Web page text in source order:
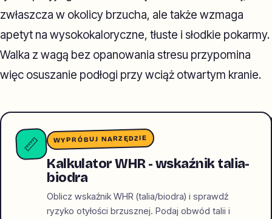
zwłaszcza w okolicy brzucha, ale także wzmaga
apetyt na wysokokaloryczne, tłuste i słodkie pokarmy.
Walka z wagą bez opanowania stresu przypomina
więc osuszanie podłogi przy wciąż otwartym kranie.
📏 WYPRÓBUJ NARZĘDZIE
Kalkulator WHR - wskaźnik talia-
biodra
Oblicz wskaźnik WHR (talia/biodra) i sprawdź
ryzyko otyłości brzusznej. Podaj obwód talii i